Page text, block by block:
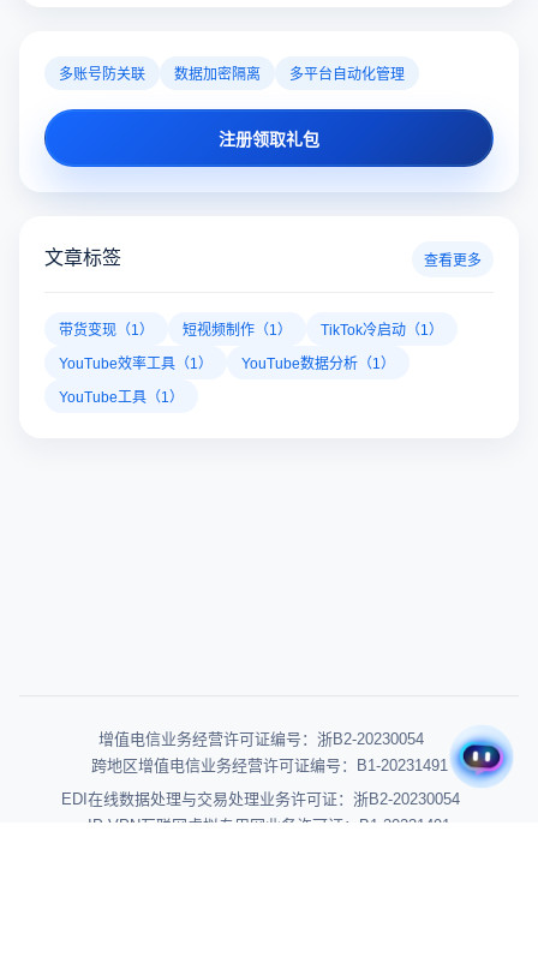
多账号防关联 数据加密隔离 多平台自动化管理
注册领取礼包
文章标签 查看更多
带货变现（1） 短视频制作（1）
TikTok冷启动（1）
YouTube效率工具（1）
YouTube数据分析（1）
YouTube工具（1）
增值电信业务经营许可证编号：浙B2-20230054
跨地区增值电信业务经营许可证编号：B1-20231491
EDI在线数据处理与交易处理业务许可证：浙B2-20230054
IP-VPN互联网虚拟专用网业务许可证：B1-20231491